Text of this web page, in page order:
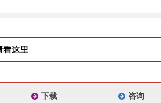
下载 咨询